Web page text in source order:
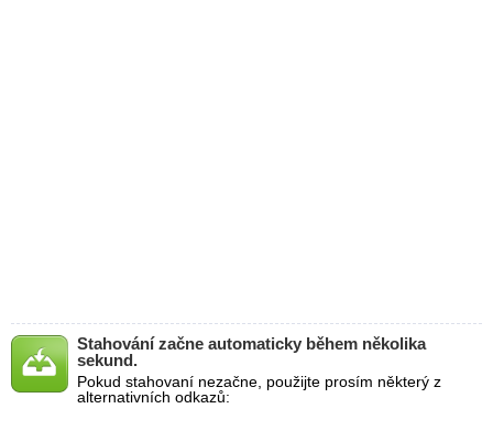
Stahování začne automaticky během několika
sekund.
Pokud stahovaní nezačne, použijte prosím některý z
alternativních odkazů: